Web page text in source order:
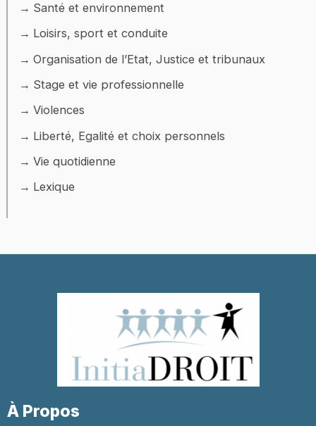
Santé et environnement
Loisirs, sport et conduite
Organisation de l’Etat, Justice et tribunaux
Stage et vie professionnelle
Violences
Liberté, Egalité et choix personnels
Vie quotidienne
Lexique
À Propos